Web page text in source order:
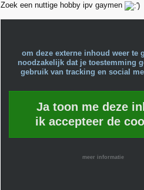
Zoek een nuttige hobby ipv gaymen
om deze externe inhoud weer te
noodzakelijk dat je toestemming
gebruik van tracking en social
Ja toon me deze
ik accepteer de
meer informatie